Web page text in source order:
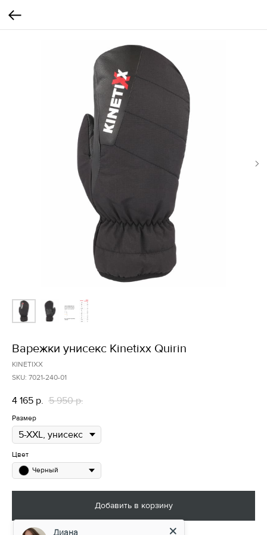
Варежки унисекс Kinetixx Quirin
KINETIXX
SKU: 7021-240-01
4 165 р. 5 950 р.
Размер
Цвет
Черный
Добавить в корзину
Диана